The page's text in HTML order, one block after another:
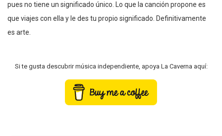
pues no tiene un significado único. Lo que la canción propone es
que viajes con ella y le des tu propio significado. Definitivamente
es arte.
Si te gusta descubrir música independiente, apoya La Caverna aquí: